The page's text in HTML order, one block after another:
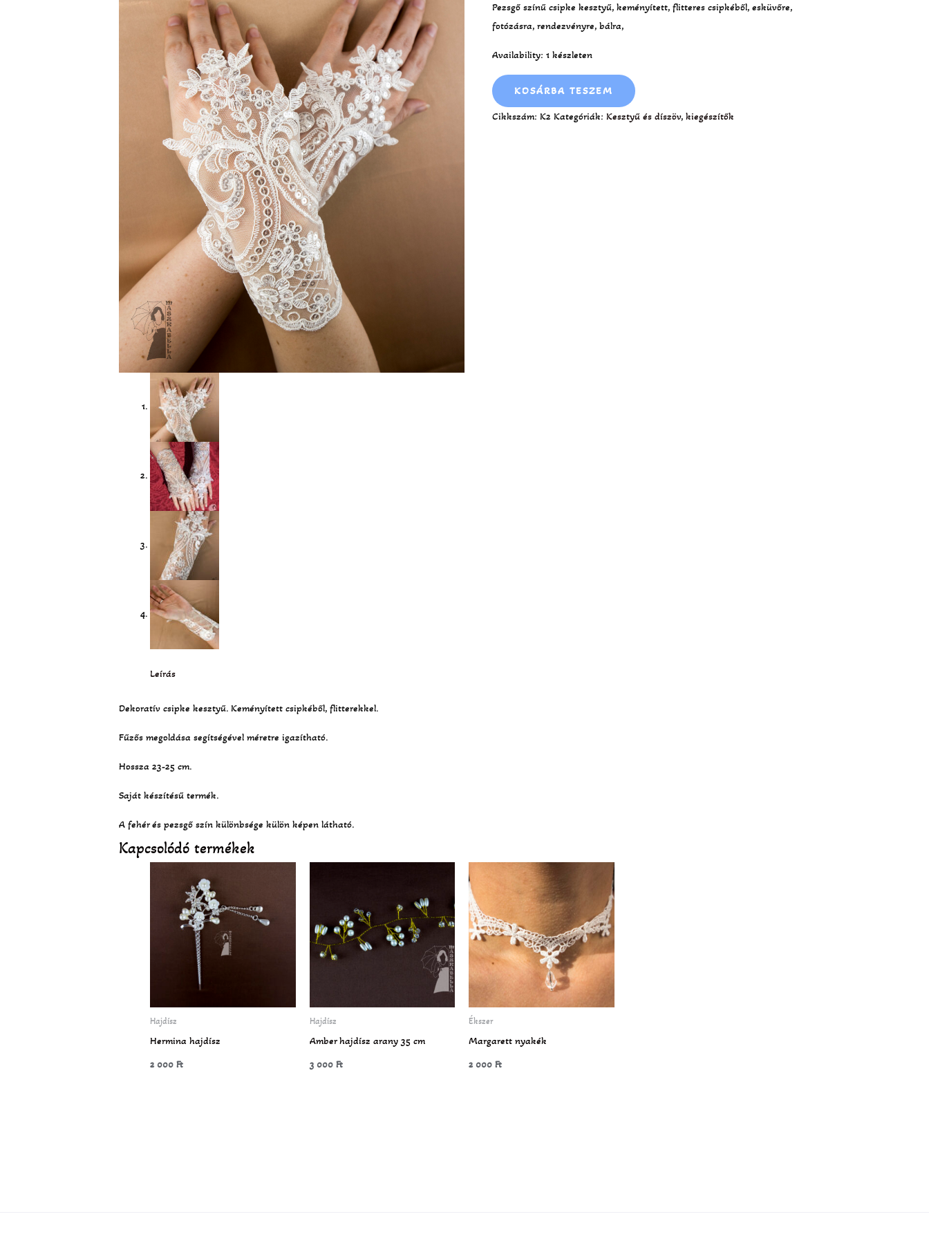
Pezsgő színű csipke kesztyű, keményített, flitteres csipkéből, esküvőre,
fotózásra, rendezvényre, bálra,
Availability: 1 készleten
KOSÁRBA TESZEM
Cikkszám: K2 Kategóriák: Kesztyű és díszöv, kiegészítők
Leírás
Dekoratív csipke kesztyű. Keményített csipkéből, flitterekkel.
Fűzős megoldása segítségével méretre igazítható.
Hossza 23-25 cm.
Saját készítésű termék.
A fehér és pezsgő szín különbsége külön képen látható.
Kapcsolódó termékek
Hajdísz
Hermina hajdísz
2 000Ft
Hajdísz
Amber hajdísz arany 35 cm
3 000 Ft
Ékszer
Margarett nyakék
2 000Ft